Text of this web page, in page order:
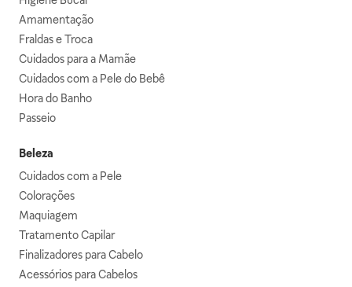
Amamentação
Fraldas e Troca
Cuidados para a Mamãe
Cuidados com a Pele do Bebê
Hora do Banho
Passeio
Beleza
Cuidados com a Pele
Colorações
Maquiagem
Tratamento Capilar
Finalizadores para Cabelo
Acessórios para Cabelos